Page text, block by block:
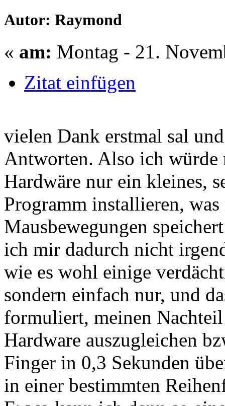
Autor: Raymond
« am: Montag - 21.
Zitat einfügen
vielen Dank erstmal sal
Antworten. Also ich würde
Hardwäre nur ein kleines,
Programm installieren,
Mausbewegungen
ich mir dadurch nicht
wie es wohl einige
sondern einfach nur, und
formuliert, meinen
Hardware auszugleichen
Finger in 0,3 Sekunden
in einer bestimmten